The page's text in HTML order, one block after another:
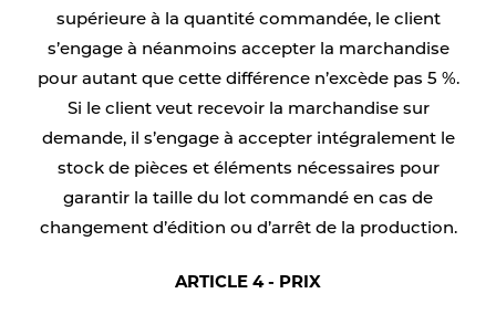
supérieure à la quantité commandée, le client
s’engage à néanmoins accepter la marchandise
pour autant que cette différence n’excède pas 5 %.
Si le client veut recevoir la marchandise sur
demande, il s’engage à accepter intégralement le
stock de pièces et éléments nécessaires pour
garantir la taille du lot commandé en cas de
changement d’édition ou d’arrêt de la production.
ARTICLE 4 - PRIX